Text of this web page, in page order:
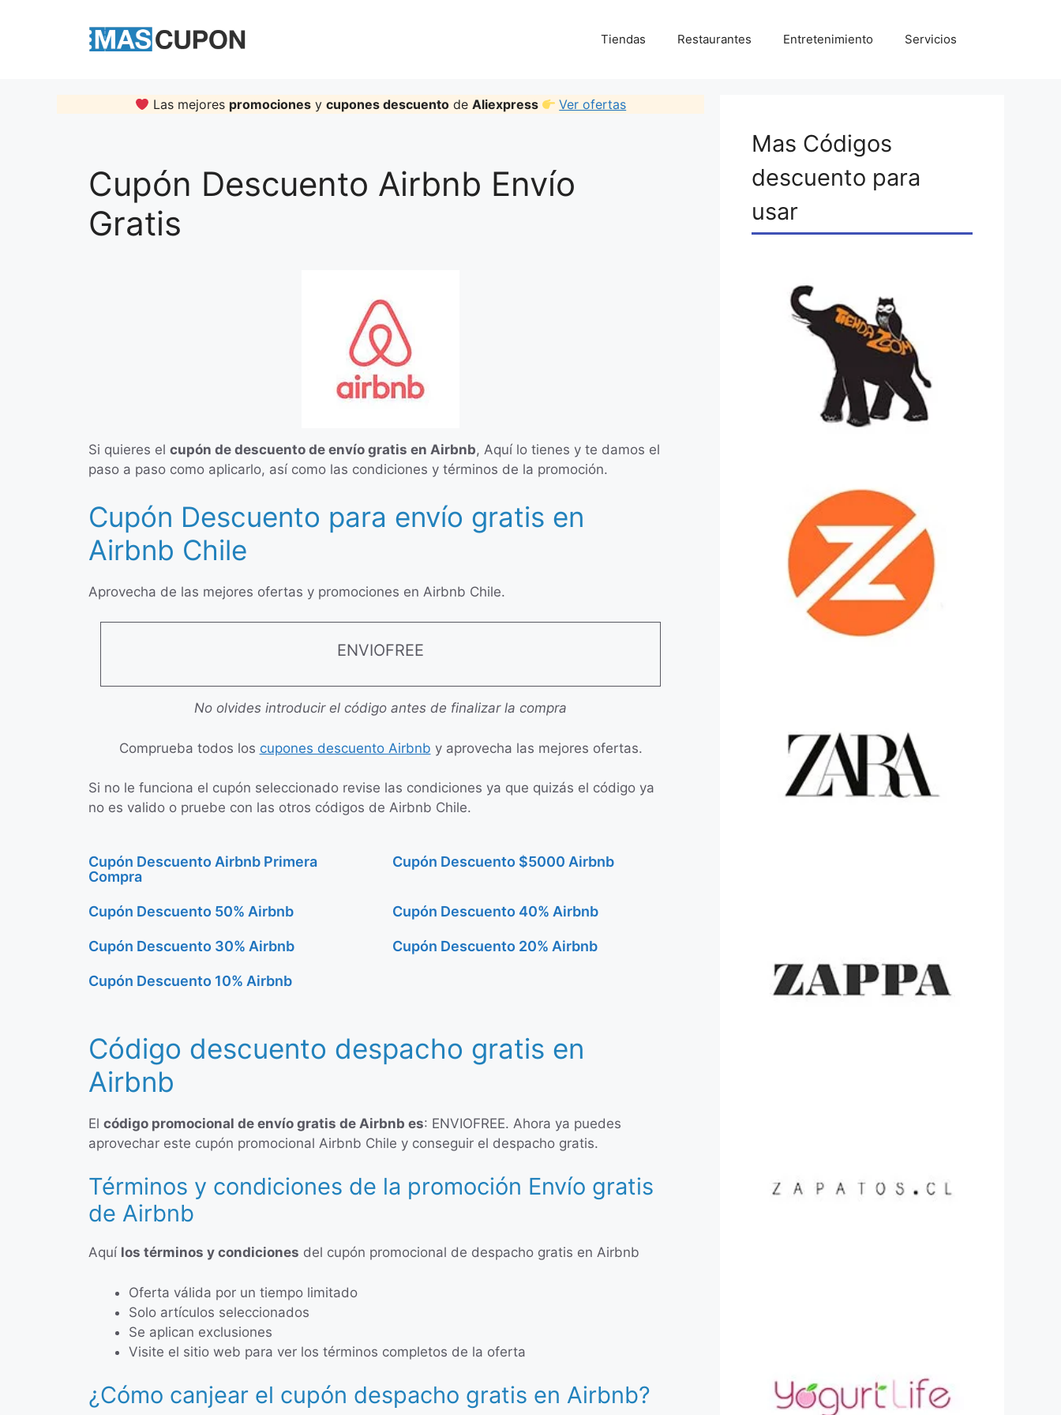
Tiendas Restaurantes Entretenimiento Servicios
Las mejores promociones y cupones descuento de Aliexpress Ver ofertas
Cupón Descuento Airbnb Envío
Gratis
Si quieres el cupón de descuento de envío gratis en Airbnb, Aquí lo tienes y te damos el
paso a paso como aplicarlo, así como las condiciones y términos de la promoción.
Cupón Descuento para envío gratis en
Airbnb Chile
Aprovecha de las mejores ofertas y promociones en Airbnb Chile.
ENVIOFREE
No olvides introducir el código antes de finalizar la compra
Comprueba todos los cupones descuento Airbnb y aprovecha las mejores ofertas.
Si no le funciona el cupón seleccionado revise las condiciones ya que quizás el código ya
no es valido o pruebe con las otros códigos de Airbnb Chile.
Cupón Descuento Airbnb Primera
Compra
Cupón Descuento $5000 Airbnb
Cupón Descuento 50% Airbnb Cupón Descuento 40% Airbnb
Cupón Descuento 30% Airbnb Cupón Descuento 20% Airbnb
Cupón Descuento 10% Airbnb
Código descuento despacho gratis en
Airbnb
El código promocional de envío gratis de Airbnb es: ENVIOFREE. Ahora ya puedes
aprovechar este cupón promocional Airbnb Chile y conseguir el despacho gratis.
Términos y condiciones de la promoción Envío gratis
de Airbnb
Aquí los términos y condiciones del cupón promocional de despacho gratis en Airbnb
Oferta válida por un tiempo limitado
Solo artículos seleccionados
Se aplican exclusiones
Visite el sitio web para ver los términos completos de la oferta
¿Cómo canjear el cupón despacho gratis en Airbnb?
Mas Códigos
descuento para
usar